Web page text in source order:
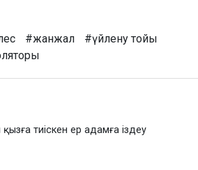
#жанжал
#үйлену тойы
тиіскен ер адамға іздеу